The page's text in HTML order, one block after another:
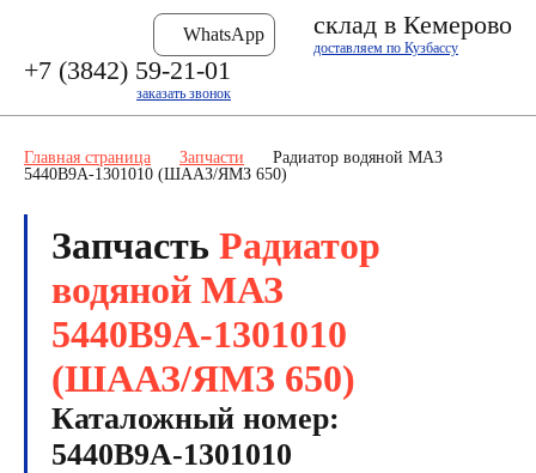
WhatsApp склад в Кемерово
доставляем по Кузбассу
+7 (3842) 59-21-01
заказать звонок
Главная страница Запчасти
Радиатор водяной МАЗ
5440В9А-1301010 (ШААЗ/ЯМЗ 650)
Запчасть Радиатор
водяной МАЗ
5440В9А-1301010
(ШААЗ/ЯМЗ 650)
Каталожный номер:
5440В9А-1301010